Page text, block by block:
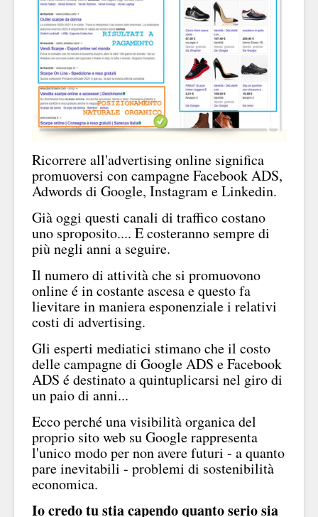
Ricorrere all'advertising online significa
promuoversi con campagne Facebook ADS,
Adwords di Google, Instagram e Linkedin.
Già oggi questi canali di traffico costano
uno sproposito.... E costeranno sempre di
più negli anni a seguire.
Il numero di attività che si promuovono
online é in costante ascesa e questo fa
lievitare in maniera esponenziale i relativi
costi di advertising.
Gli esperti mediatici stimano che il costo
delle campagne di Google ADS e Facebook
ADS é destinato a quintuplicarsi nel giro di
un paio di anni...
Ecco perché una visibilità organica del
proprio sito web su Google rappresenta
l'unico modo per non avere futuri - a quanto
pare inevitabili - problemi di sostenibilità
economica.
Io credo tu stia capendo quanto serio sia